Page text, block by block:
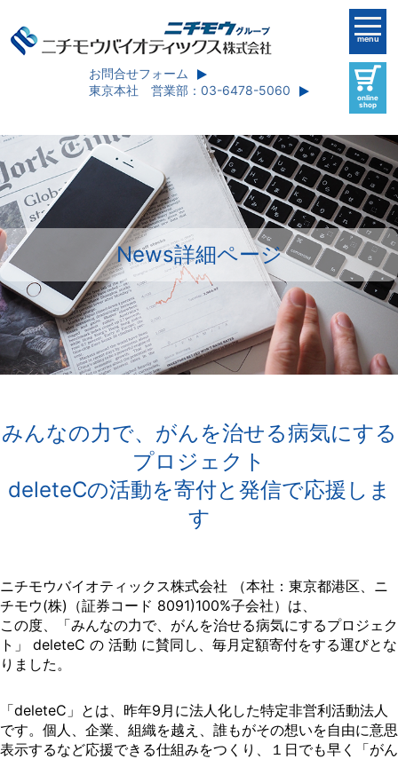
お問合せフォーム
東京本社 営業部：03-6478-5060
menu
online
shop
News詳細ページ
みんなの力で、がんを治せる病気にする
プロジェクト
deleteCの活動を寄付と発信で応援しま
す
ニチモウバイオティックス株式会社 （本社：東京都港区、ニ
チモウ(株)（証券コード 8091)100%子会社）は、
この度、「みんなの力で、がんを治せる病気にするプロジェク
ト」 deleteC の 活動 に賛同し、毎月定額寄付をする運びとな
りました。
「deleteC」とは、昨年9月に法人化した特定非営利活動法人
です。個人、企業、組織を越え、誰もがその想いを自由に意思
表示するなど応援できる仕組みをつくり、１日でも早く「がん